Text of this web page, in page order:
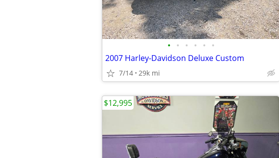
• • • • • •
2007 Harley-Davidson Deluxe Custom
7/14 29k mi
$12,995